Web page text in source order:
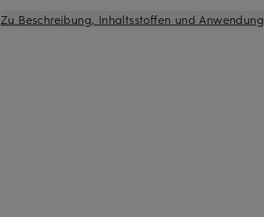
Zu Beschreibung, Inhaltsstoffen und Anwendung